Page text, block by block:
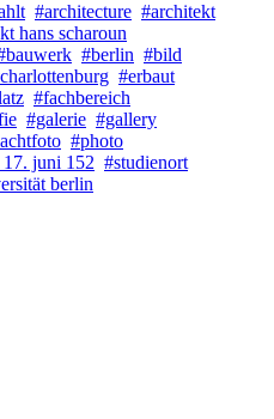
#architecture #architekt
hans scharoun
#berlin #bild
#erbaut
#fachbereich
#galerie #gallery
#photo
17. juni 152 #studienort
berlin